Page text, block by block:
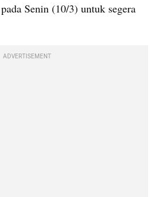
Senin (10/3) untuk segera
ADVERTISEMENT